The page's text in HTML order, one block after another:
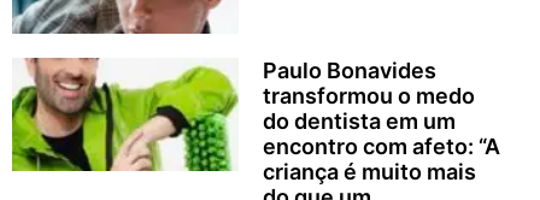
Paulo Bonavides
transformou o medo
do dentista em um
encontro com afeto: “A
criança é muito mais